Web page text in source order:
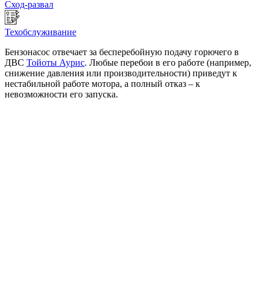
Сход-развал
Техобслуживание
Бензонасос отвечает за бесперебойную подачу горючего в
ДВС Тойоты Аурис. Любые перебои в его работе (например,
снижение давления или производительности) приведут к
нестабильной работе мотора, а полный отказ – к
невозможности его запуска.